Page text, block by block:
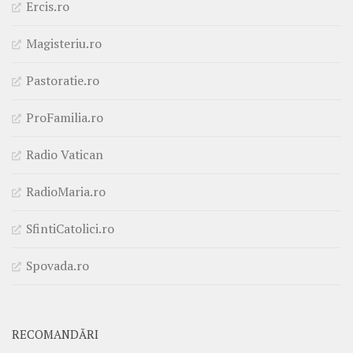
Ercis.ro
Magisteriu.ro
Pastoratie.ro
ProFamilia.ro
Radio Vatican
RadioMaria.ro
SfintiCatolici.ro
Spovada.ro
RECOMANDĂRI